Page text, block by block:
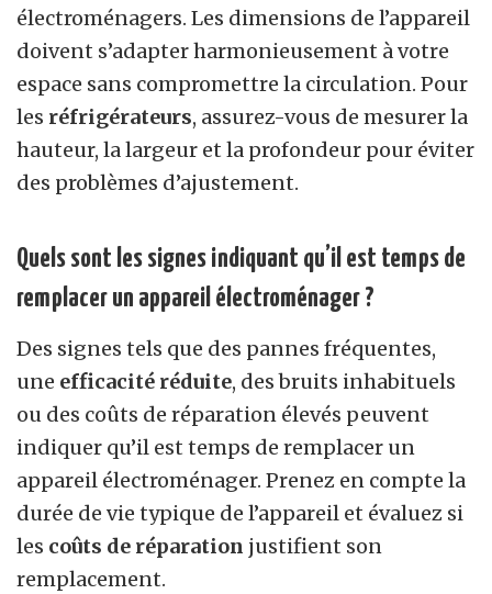
électroménagers. Les dimensions de l’appareil
doivent s’adapter harmonieusement à votre
espace sans compromettre la circulation. Pour
les réfrigérateurs, assurez-vous de mesurer la
hauteur, la largeur et la profondeur pour éviter
des problèmes d’ajustement.
Quels sont les signes indiquant qu’il est temps de
remplacer un appareil électroménager ?
Des signes tels que des pannes fréquentes,
une efficacité réduite, des bruits inhabituels
ou des coûts de réparation élevés peuvent
indiquer qu’il est temps de remplacer un
appareil électroménager. Prenez en compte la
durée de vie typique de l’appareil et évaluez si
les coûts de réparation justifient son
remplacement.